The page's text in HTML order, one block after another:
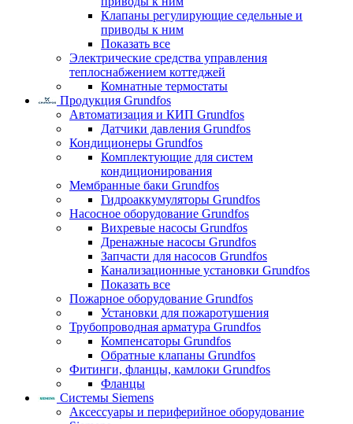
Клапаны регулирующие седельные и
приводы к ним
Показать все
Электрические средства управления
теплоснабжением коттеджей
Комнатные термостаты
Продукция Grundfos
Автоматизация и КИП Grundfos
Датчики давления Grundfos
Кондиционеры Grundfos
Комплектующие для систем
кондиционирования
Мембранные баки Grundfos
Гидроаккумуляторы Grundfos
Насосное оборудование Grundfos
Вихревые насосы Grundfos
Дренажные насосы Grundfos
Запчасти для насосов Grundfos
Канализационные установки Grundfos
Показать все
Пожарное оборудование Grundfos
Установки для пожаротушения
Трубопроводная арматура Grundfos
Компенсаторы Grundfos
Обратные клапаны Grundfos
Фитинги, фланцы, камлоки Grundfos
Фланцы
Системы Siemens
Аксессуары и периферийное оборудование